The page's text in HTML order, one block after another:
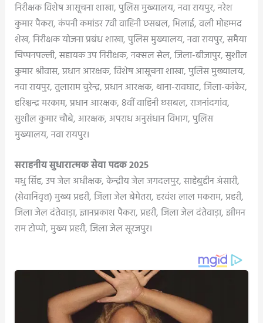
निरीक्षक विशेष आसूचना शाखा, पुलिस मुख्यालय, नवा रायपुर, नरेश
कुमार पैकरा, कंपनी कमांडर 7वी वाहिनी छसबल, भिलाई, वली मोहम्मद
शेख, निरीक्षक योजना प्रबंध शाखा, पुलिस मुख्यालय, नवा रायपुर, समैया
चिप्पनपल्ली, सहायक उप निरीक्षक, नक्सल सेल, जिला-बीजापुर, सुशील
कुमार श्रीवास, प्रधान आरक्षक, विशेष आसूचना शाखा, पुलिस मुख्यालय,
नवा रायपुर, तुलाराम चुरेन्द्र, प्रधान आरक्षक, थाना-रावघाट, जिला-कांकेर,
हरिश्चन्द्र मरकाम, प्रधान आरक्षक, 8वीं वाहिनी छसबल, राजनांदगांव,
सुशील कुमार चौबे, आरक्षक, अपराध अनुसंधान विभाग, पुलिस
मुख्यालय, नवा रायपुर।
सराहनीय सुधारात्मक सेवा पदक 2025
मधु सिंह, उप जेल अधीक्षक, केन्द्रीय जेल जगदलपुर, साहेबुद्दीन अंसारी,
(सेवानिवृत्त) मुख्य प्रहरी, जिला जेल बेमेतरा, हरवंश लाल मकराम, प्रहरी,
जिला जेल दंतेवाड़ा, ज्ञानप्रकाश पैकरा, प्रहरी, जिला जेल दंतेवाड़ा, झीमन
राम टोप्पो, मुख्य प्रहरी, जिला जेल सूरजपुर।